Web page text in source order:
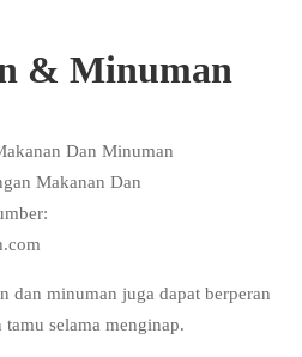
& Minuman
Makanan Dan
dan minuman juga dapat berperan
selama menginap.